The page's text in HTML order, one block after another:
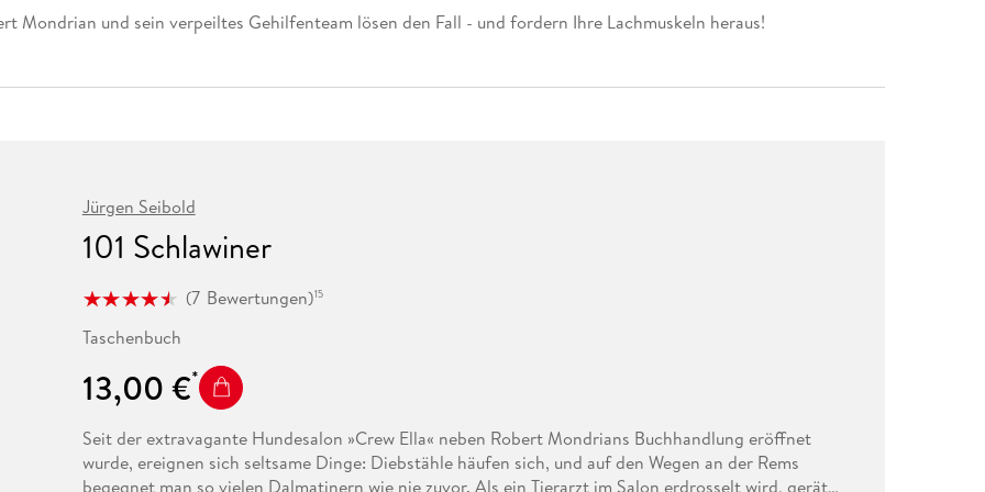
Lernhilfen
New Adult
Fremdsprachige Bücher
Hörbuch Downloads im Bundle
STABILO
Mondrian und sein verpeiltes Gehilfenteam lösen den Fall - und fordern Ihre Lachmuskeln heraus!
Jürgen Seibold
101 Schlawiner
(7 Bewertungen)15
Taschenbuch
13,00 €
Seit der extravagante Hundesalon »Crew Ella« neben Robert Mondrians Buchhandlung eröffnet
wurde, ereignen sich seltsame Dinge: Diebstähle häufen sich, und auf den Wegen an der Rems
begegnet man so vielen Dalmatinern wie nie zuvor. Als ein Tierarzt im Salon erdrosselt wird, gerät